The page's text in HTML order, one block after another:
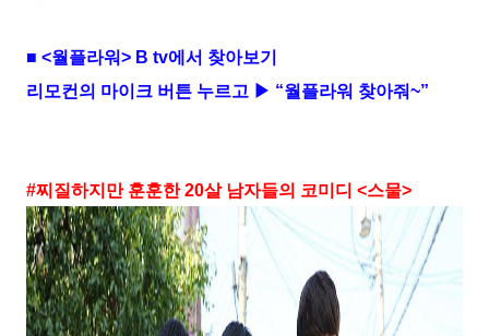
■ <월플라워> B tv에서 찾아보기
리모컨의 마이크 버튼 누르고 ▶ “월플라워 찾아줘~”
#찌질하지만 훈훈한20살 남자들의 코미디 <스물>